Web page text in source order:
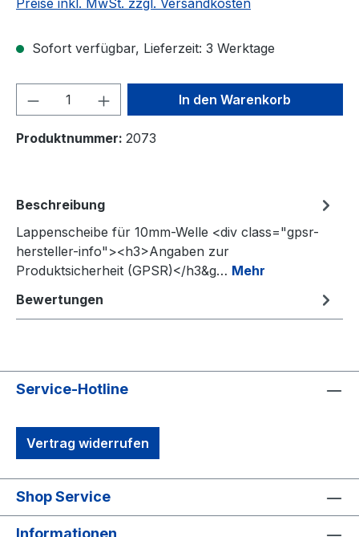
Preise inkl. MwSt. zzgl. Versandkosten
Sofort verfügbar, Lieferzeit: 3 Werktage
Produkt Anzahl: Gib denIn den Warenkorb
Produktnummer: 2073
Beschreibung
Lappenscheibe für 10mm-Welle <div class="gpsr-
hersteller-info"><h3>Angaben zur
Produktsicherheit (GPSR)</h3&g… Mehr
Bewertungen
Service-Hotline
Vertrag widerrufen
Shop Service
Informationen